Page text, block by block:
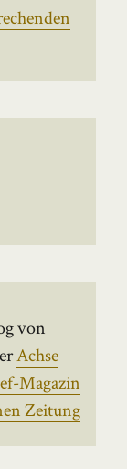
von
Achse
ef-Magazin
Zeitung